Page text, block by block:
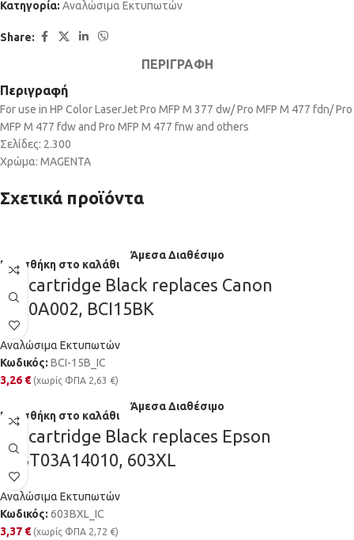
Κατηγορία: Αναλώσιμα Εκτυπωτών
Share:
ΠΕΡΙΓΡΑΦΉ
Περιγραφή
For use in HP Color LaserJet Pro MFP M 377 dw/ Pro MFP M 477 fdn/ Pro
MFP M 477 fdw and Pro MFP M 477 fnw and others
Σελίδες: 2.300
Χρώμα: MAGENTA
Σχετικά προϊόντα
Άμεσα Διαθέσιμο
Προσθήκη στο καλάθι
Ink cartridge Black replaces Canon
8190A002, BCI15BK
Αναλώσιμα Εκτυπωτών
Κωδικός: BCI-15B_IC
3,26 € (χωρίς ΦΠΑ 2,63 €)
Άμεσα Διαθέσιμο
Προσθήκη στο καλάθι
Ink cartridge Black replaces Epson
C13T03A14010, 603XL
Αναλώσιμα Εκτυπωτών
Κωδικός: 603BXL_IC
3,37 € (χωρίς ΦΠΑ 2,72 €)